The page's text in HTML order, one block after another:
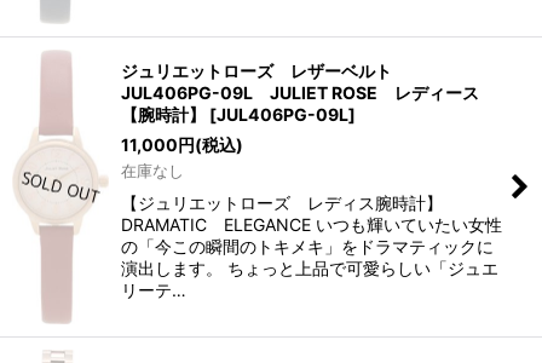
ジュリエットローズ レザーベルト
JUL406PG-09L JULIET ROSE レディース
【腕時計】
[JUL406PG-09L]
11,000円(税込)
在庫なし
【ジュリエットローズ レディス腕時計】
DRAMATIC ELEGANCE いつも輝いていたい女性
の「今この瞬間のトキメキ」をドラマティックに
演出します。 ちょっと上品で可愛らしい「ジュエ
リーテ…